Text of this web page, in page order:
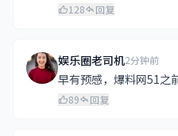
128 回复
娱乐圈老司机2分钟前
早有预感，爆料网51之
89 回复